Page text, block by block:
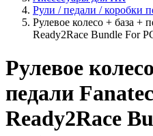
Рули / педали / коробки
Рулевое колесо + база +
Ready2Race Bundle For
Рулевое
педали
Ready2Race